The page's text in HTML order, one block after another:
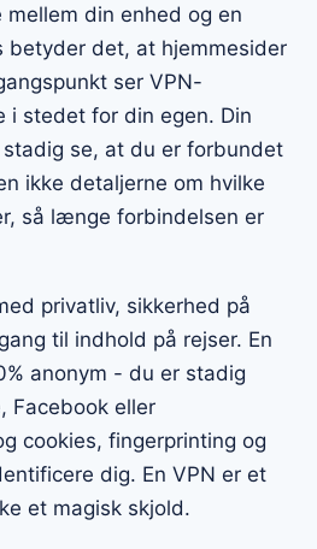
din enhed og en
betyder det, at hjemmesider
ser VPN-
i stedet for din egen. Din
se, at du er forbundet
ikke detaljerne om hvilke
så længe forbindelsen er
privatliv, sikkerhed på
til indhold på rejser. En
anonym - du er stadig
Facebook eller
cookies, fingerprinting og
dig. En VPN er et
et magisk skjold.